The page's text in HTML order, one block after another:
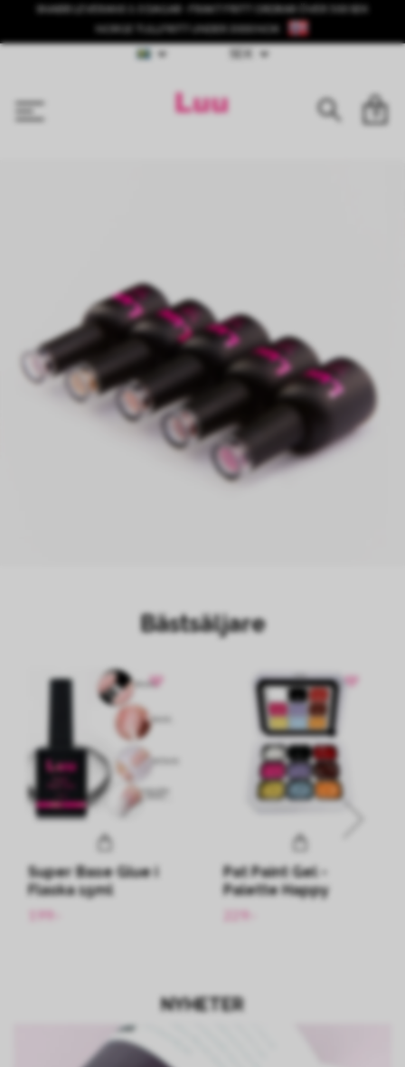
SNABB LEVERANS 1-3 DAGAR - FRAKT FRITT ORDRAR ÖVER 500 SEK
NORGE TULLFRITT UNDER 3000 NOK
0
Bästsäljare
Super Base Glue i
Flaska 15ml
199:-
Pat Paint Gel -
Palette Happy
NYHETER